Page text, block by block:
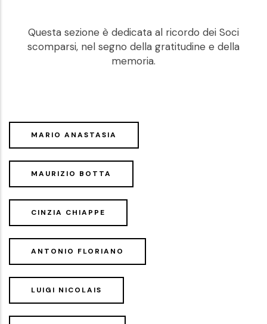
Questa sezione è dedicata al ricordo dei Soci
scomparsi, nel segno della gratitudine e della
memoria.
MARIO ANASTASIA
MAURIZIO BOTTA
CINZIA CHIAPPE
ANTONIO FLORIANO
LUIGI NICOLAIS